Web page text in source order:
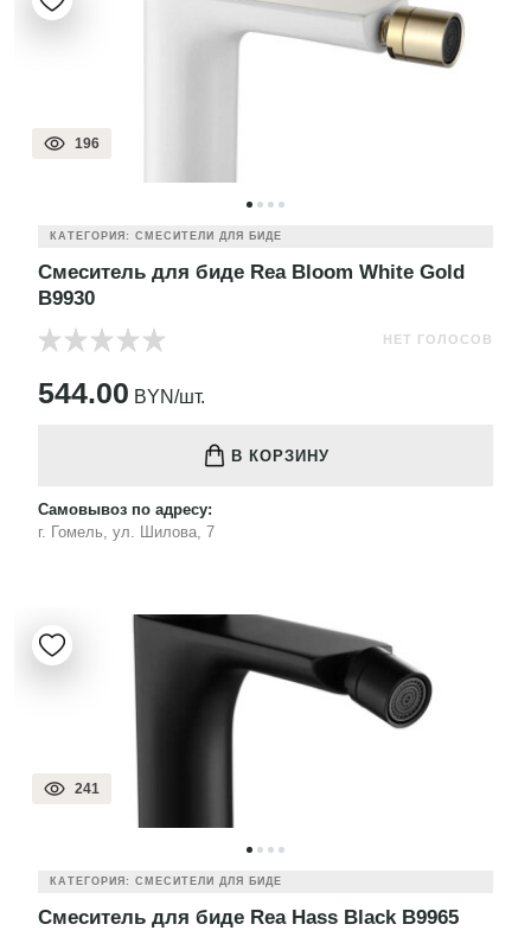
196
КАТЕГОРИЯ: СМЕСИТЕЛИ ДЛЯ БИДЕ
Смеситель для биде Rea Bloom White Gold
B9930
НЕТ ГОЛОСОВ
544.00 BYN/шт.
В КОРЗИНУ
Самовывоз по адресу:
г. Гомель, ул. Шилова, 7
241
КАТЕГОРИЯ: СМЕСИТЕЛИ ДЛЯ БИДЕ
Смеситель для биде Rea Hass Black B9965